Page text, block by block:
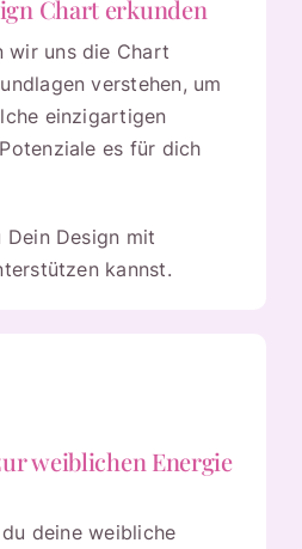
Chart erkunden
wir uns die Chart
verstehen, um
einzigartigen
es für dich
Design mit
kannst.
weiblichen Energie
deine weibliche